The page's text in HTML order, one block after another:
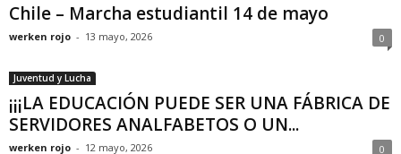
Chile – Marcha estudiantil 14 de mayo
werken rojo - 13 mayo, 2026 0
Juventud y Lucha
¡¡¡LA EDUCACIÓN PUEDE SER UNA FÁBRICA DE
SERVIDORES ANALFABETOS O UN...
werken rojo - 12 mayo, 2026 0